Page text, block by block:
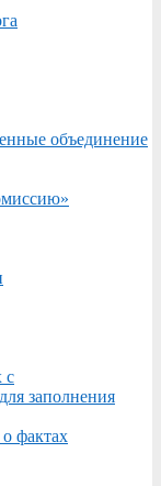
объединение
с
заполнения
фактах